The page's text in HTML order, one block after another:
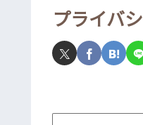
プライバ